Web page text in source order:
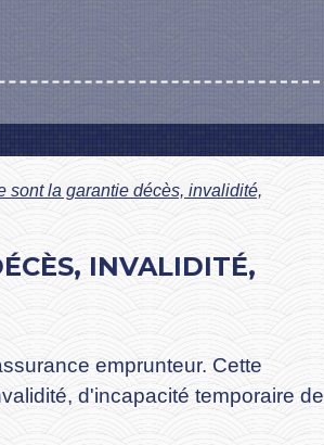
sont la garantie décès, invalidité,
INVALIDITÉ,
emprunteur. Cette
d'incapacité temporaire de